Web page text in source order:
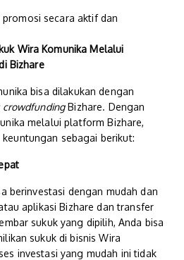
secara aktif dan
Wira Komunika Melalui
Bizhare
bisa dilakukan dengan
crowdfundingBizhare. Dengan
melalui platform Bizhare,
sebagai berikut:
berinvestasi dengan mudah dan
aplikasi Bizhare dan transfer
sukuk yang dipilih, Anda bisa
sukuk di bisnis Wira
investasi yang mudah ini tidak